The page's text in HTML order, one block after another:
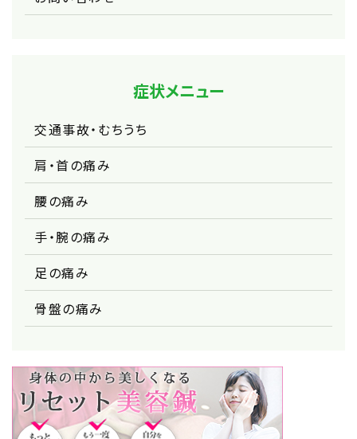
症状メニュー
交通事故・むちうち
肩・首の痛み
腰の痛み
手・腕の痛み
足の痛み
骨盤の痛み